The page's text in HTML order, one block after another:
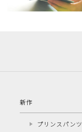
新作
プリンスパンツ